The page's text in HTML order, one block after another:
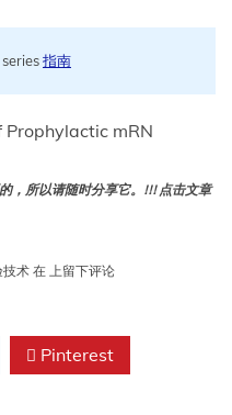
指南
Prophylactic mRN
，所以请随时分享它。!!! 点击文章
技术 在 预
mRNA
疫
苗
上留下评论
Pinterest